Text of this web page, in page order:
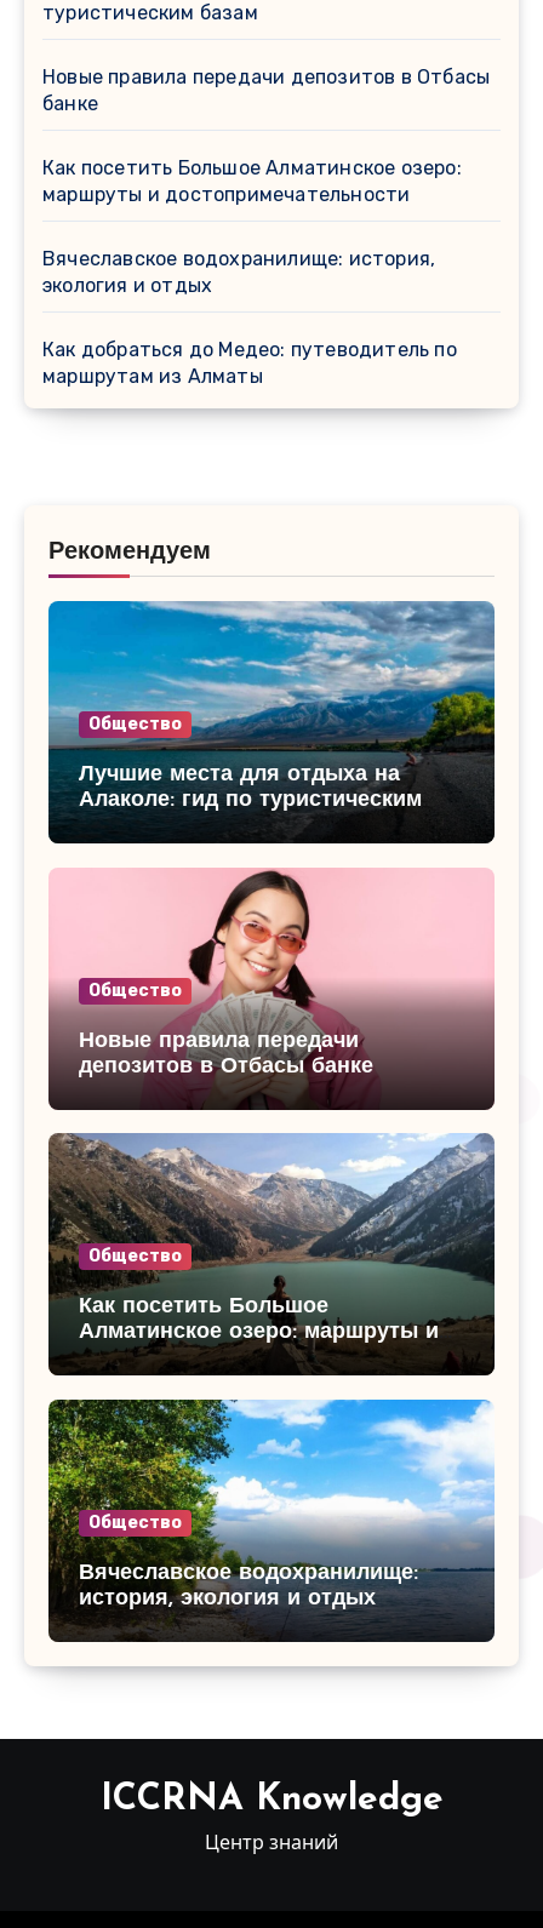
туристическим базам
Новые правила передачи депозитов в Отбасы
банке
Как посетить Большое Алматинское озеро:
маршруты и достопримечательности
Вячеславское водохранилище: история,
экология и отдых
Как добраться до Медео: путеводитель по
маршрутам из Алматы
Рекомендуем
Общество
Лучшие места для отдыха на
Алаколе: гид по туристическим
Общество
Новые правила передачи
депозитов в Отбасы банке
Общество
Как посетить Большое
Алматинское озеро: маршруты и
достопримечательности
Общество
Вячеславское водохранилище:
история, экология и отдых
ICCRNA Knowledge
Центр знаний